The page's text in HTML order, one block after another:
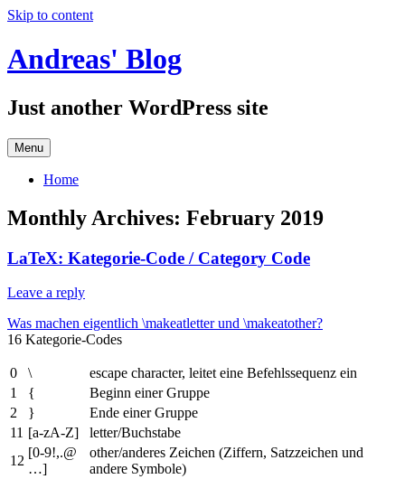
Skip to content
Andreas' Blog
Just another WordPress site
Menu
Home
Monthly Archives: February 2019
LaTeX: Kategorie-Code / Category Code
Leave a reply
Was machen eigentlich \makeatletter und \makeatother?
16 Kategorie-Codes
0 \
escape character, leitet eine Befehlssequenz ein
1
{
Beginn einer Gruppe
2
}
Ende einer Gruppe
11 [a-zA-Z]
letter/Buchstabe
12
[0-9!,.@
…]
other/anderes Zeichen (Ziffern, Satzzeichen und
andere Symbole)